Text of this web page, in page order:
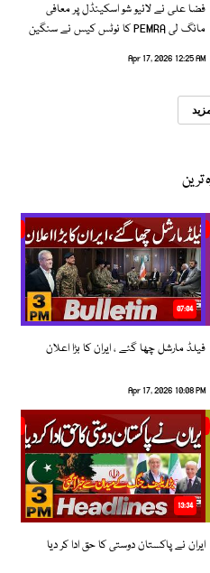
فضا علی نے لائیو شو اسکینڈل پر معافی
مانگ لی PEMRA کا نوٹس کیس نے سنگین
Apr 17, 2026 12:25 AM
ترین
07:04
فیلڈ مارشل چھا گئے ، ایران کا بڑا اعلان
Apr 17, 2026 10:08 PM
13:34
ایران نے پاکستان دوستی کا حق ادا کر دیا